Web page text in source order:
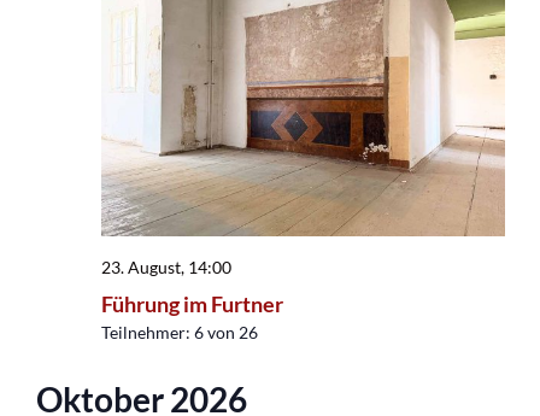
Führung im Furtner
23. August, 14:00
Teilnehmer: 6 von 26
Oktober 2026